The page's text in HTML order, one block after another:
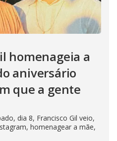
homenageia a
aniversário
que a gente
dia 8, Francisco Gil veio,
homenagear a mãe,